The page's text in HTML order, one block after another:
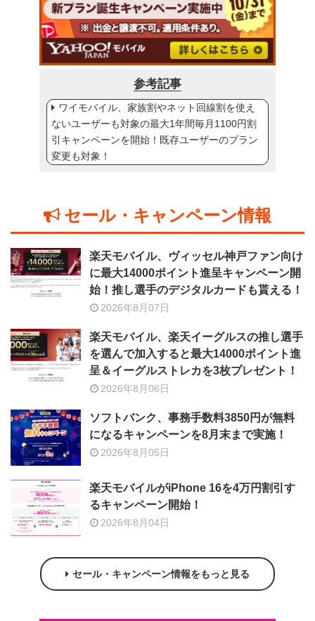
参考記事
ワイモバイル、家族割やネット回線割を使え
ないユーザーも対象の最大1年間毎月1100円割
引キャンペーンを開始！既存ユーザーのプラン
変更も対象！
セール・キャンペーン情報
楽天モバイル、ヴィッセル神戸ファン向け
に最大14000ポイント進呈キャンペーン開
始！推し選手のデジタルカードも貰える！
2026年8月07日
楽天モバイル、楽天イーグルスの推し選手
を選んで加入すると最大14000ポイント進
呈＆イーグルストレカを3枚プレゼント！
2026年8月06日
ソフトバンク、事務手数料3850円が無料
になるキャンペーンを8月末まで実施！
2026年8月05日
楽天モバイルがiPhone 16を4万円割引す
るキャンペーン開始！
2026年8月04日
セール・キャンペーン情報をもっと見る